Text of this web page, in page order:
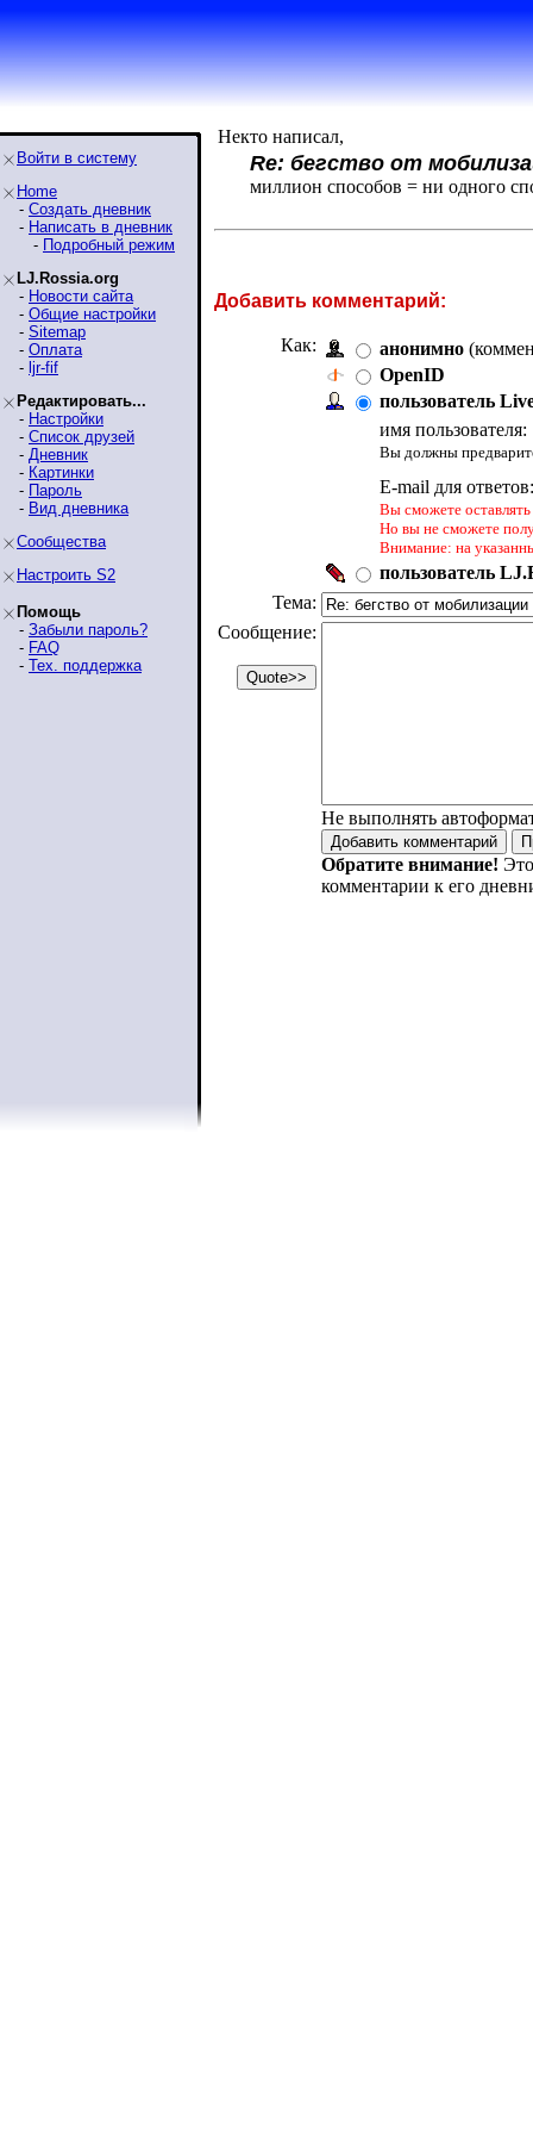
Войти в систему
Home
- Создать дневник
- Написать в дневник
- Подробный режим
LJ.Rossia.org
- Новости сайта
- Общие настройки
- Sitemap
- Оплата
- ljr-fif
Редактировать...
- Настройки
- Список друзей
- Дневник
- Картинки
- Пароль
- Вид дневника
Сообщества
Настроить S2
Помощь
- Забыли пароль?
- FAQ
- Тех. поддержка
Некто написал,
Re: бегство от
миллион способов = ни одного
Добавить комментарий:
Как: анонимно
OpenID
пользователь
имя пользователя:
Вы должны
E-mail для
Вы сможете
Но вы не сможете
Внимание: на
пользователь
Тема:
Сообщение:
Не выполнять
Обратите внимание!
комментарии к его